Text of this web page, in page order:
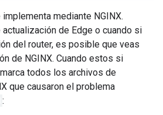
mediante NGINX.
de Edge o cuando si
del router, es posible que veas
de NGINX. Cuando estos si
todos los archivos de
que causaron el problema
: